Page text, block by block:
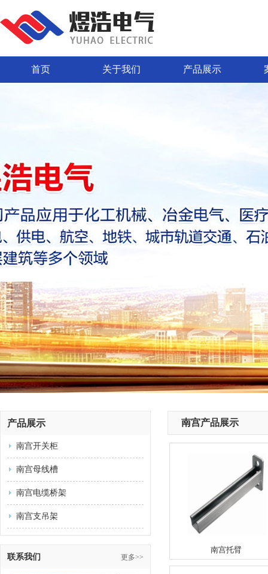
首页 关于我们 产品展示
产品展示
南宫开关柜
南宫母线槽
南宫电缆桥架
南宫支吊架
联系我们 更多>>
南宫产品展示
南宫托臂